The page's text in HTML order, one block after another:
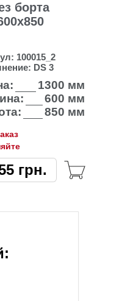
борта
100015_2
DS 3
1300 мм
600 мм
850 мм
грн.